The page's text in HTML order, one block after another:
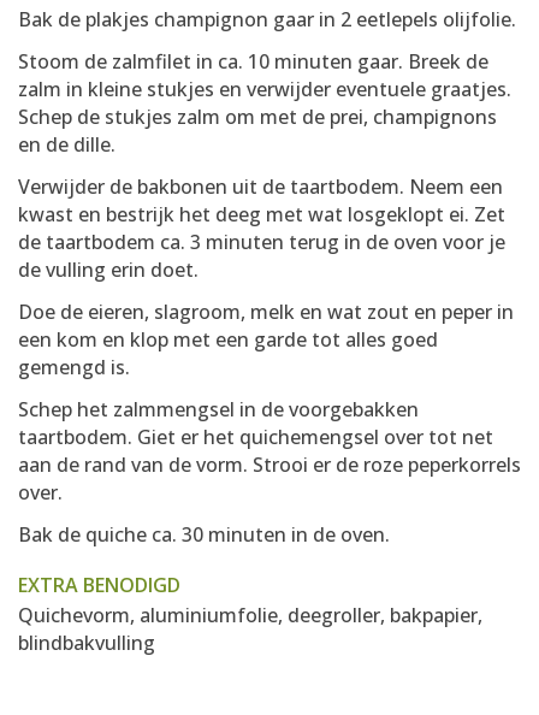
Bak de plakjes champignon gaar in 2 eetlepels olijfolie.
Stoom de zalmfilet in ca. 10 minuten gaar. Breek de
zalm in kleine stukjes en verwijder eventuele graatjes.
Schep de stukjes zalm om met de prei, champignons
en de dille.
Verwijder de bakbonen uit de taartbodem. Neem een
kwast en bestrijk het deeg met wat losgeklopt ei. Zet
de taartbodem ca. 3 minuten terug in de oven voor je
de vulling erin doet.
Doe de eieren, slagroom, melk en wat zout en peper in
een kom en klop met een garde tot alles goed
gemengd is.
Schep het zalmmengsel in de voorgebakken
taartbodem. Giet er het quichemengsel over tot net
aan de rand van de vorm. Strooi er de roze peperkorrels
over.
Bak de quiche ca. 30 minuten in de oven.
EXTRA BENODIGD
Quichevorm, aluminiumfolie, deegroller, bakpapier,
blindbakvulling